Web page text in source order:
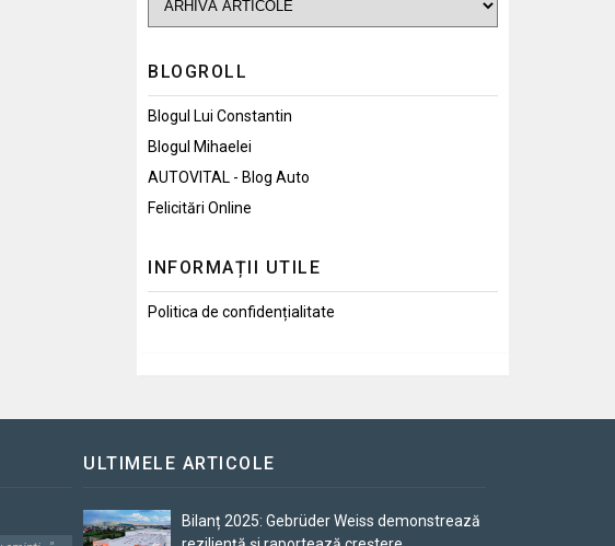
BLOGROLL
Blogul Lui Constantin
Blogul Mihaelei
AUTOVITAL - Blog Auto
Felicitări Online
INFORMAȚII UTILE
Politica de confidențialitate
ULTIMELE ARTICOLE
Bilanț 2025: Gebrüder Weiss demonstrează